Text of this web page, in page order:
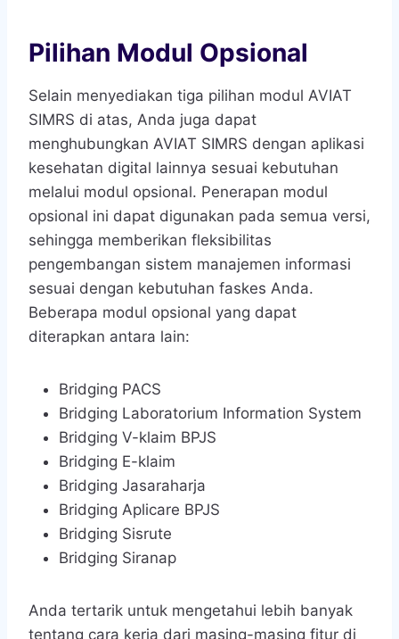
Pilihan Modul Opsional
Selain menyediakan tiga pilihan modul AVIAT
SIMRS di atas, Anda juga dapat
menghubungkan AVIAT SIMRS dengan aplikasi
kesehatan digital lainnya sesuai kebutuhan
melalui modul opsional. Penerapan modul
opsional ini dapat digunakan pada semua versi,
sehingga memberikan fleksibilitas
pengembangan sistem manajemen informasi
sesuai dengan kebutuhan faskes Anda.
Beberapa modul opsional yang dapat
diterapkan antara lain:
Bridging PACS
Bridging Laboratorium Information System
Bridging V-klaim BPJS
Bridging E-klaim
Bridging Jasaraharja
Bridging Aplicare BPJS
Bridging Sisrute
Bridging Siranap
Anda tertarik untuk mengetahui lebih banyak
tentang cara kerja dari masing-masing fitur di